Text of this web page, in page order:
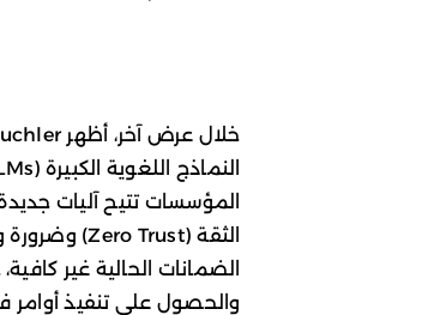
المؤسسات تتيح آليات
الضمانات الحالية غير
والحصول على تنفيذ أوامر